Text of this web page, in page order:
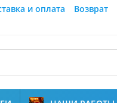
и оплата Возврат